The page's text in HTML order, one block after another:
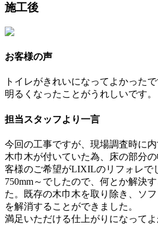
施工後
お客様の声
トイレがきれいになってよかったで
明るくなったことがうれしいです。
担当スタッフより一言
今回の工事ですが、現場調査時に
木巾木が付いていた為、床の部分
客様のご希望がLIXILのリフォレで
750mm～でしたので、何とか解決
た。既存の木巾木を取り除き、ソ
を解消することができました。
満足いただける仕上がりになってよ